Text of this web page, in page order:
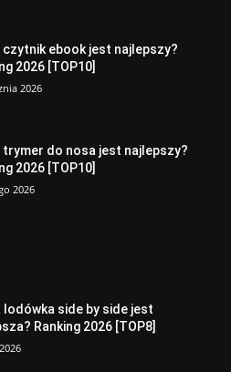
czytnik ebook jest najlepszy?
2026 [TOP10]
2026
trymer do nosa jest najlepszy?
2026 [TOP10]
2026
lodówka side by side jest
Ranking 2026 [TOP8]